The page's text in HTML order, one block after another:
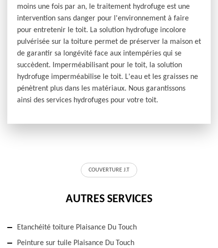
moins une fois par an, le traitement hydrofuge est une
intervention sans danger pour l'environnement à faire
pour entretenir le toit. La solution hydrofuge incolore
pulvérisée sur la toiture permet de préserver la maison et
de garantir sa longévité face aux intempéries qui se
succèdent. Imperméabilisant pour le toit, la solution
hydrofuge imperméabilise le toit. L'eau et les graisses ne
pénètrent plus dans les matériaux. Nous garantissons
ainsi des services hydrofuges pour votre toit.
COUVERTURE J.T
AUTRES SERVICES
Etanchéité toiture Plaisance Du Touch
Peinture sur tuile Plaisance Du Touch